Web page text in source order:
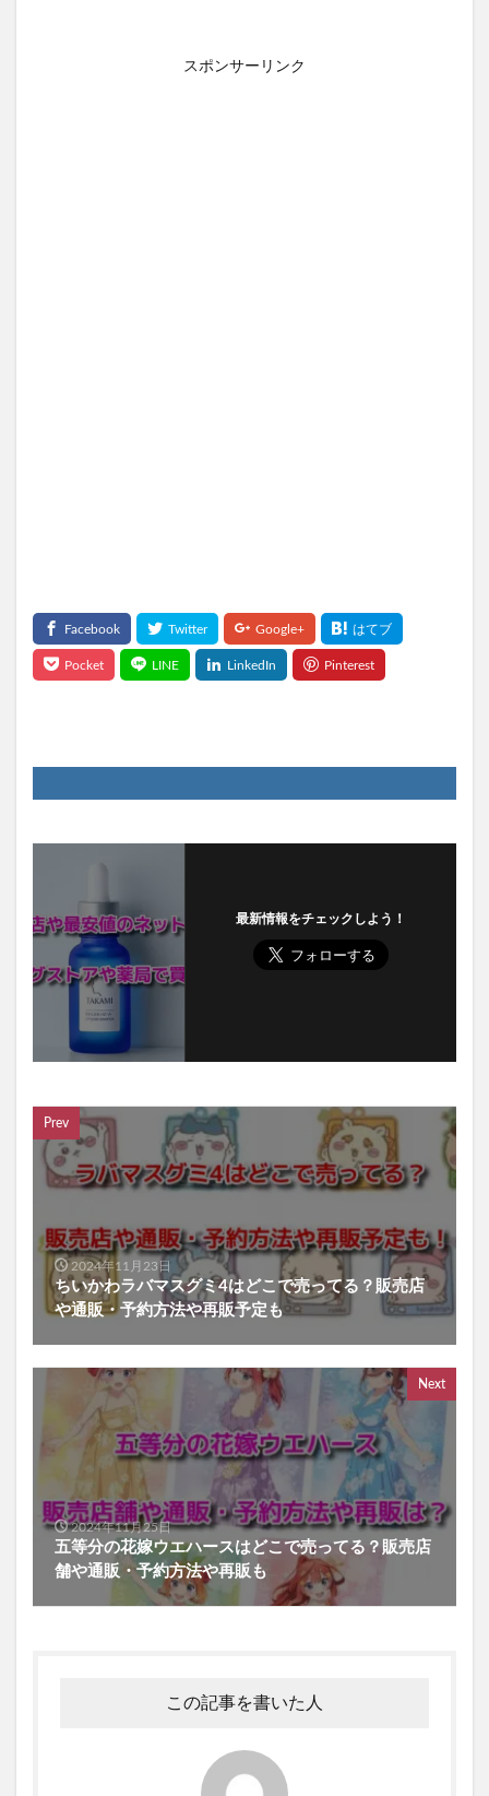
スポンサーリンク
最新情報をチェックしよう！
Prev
2024年11月23日
ちいかわラバマスグミ4はどこで売ってる？販売店
や通販・予約方法や再販予定も
Next
2024年11月25日
五等分の花嫁ウエハースはどこで売ってる？販売店
舗や通販・予約方法や再販も
この記事を書いた人